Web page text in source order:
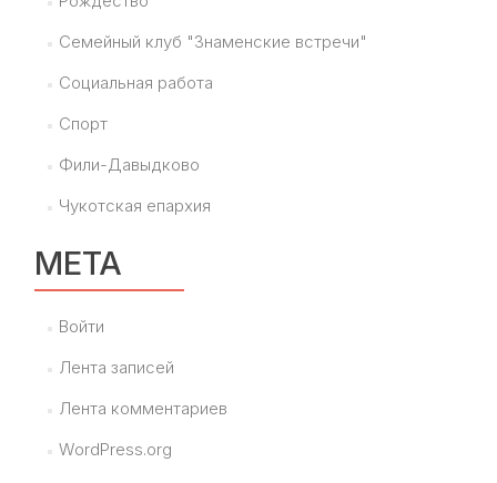
Семейный клуб "Знаменские встречи"
Социальная работа
Спорт
Фили-Давыдково
Чукотская епархия
МЕТА
Войти
Лента записей
Лента комментариев
WordPress.org